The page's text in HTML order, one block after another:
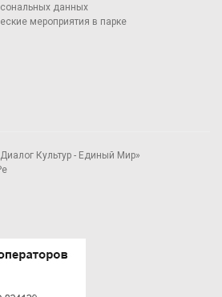
данных
мероприятия в парке
Культур - Единый Мир»